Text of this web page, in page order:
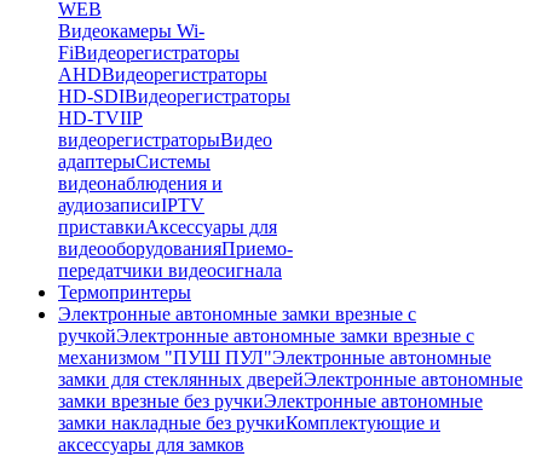
WEB
Видеокамеры Wi-
FiВидеорегистраторы
AHDВидеорегистраторы
HD-SDIВидеорегистраторы
HD-TVIIP
видеорегистраторыВидео
адаптерыСистемы
видеонаблюдения и
аудиозаписиIPTV
приставкиАксессуары для
видеооборудованияПриемо-
передатчики видеосигнала
Термопринтеры
Электронные автономные замки врезные с
ручкойЭлектронные автономные замки врезные с
механизмом "ПУШ ПУЛ"Электронные автономные
замки для стеклянных дверейЭлектронные автономные
замки врезные без ручкиЭлектронные автономные
замки накладные без ручкиКомплектующие и
аксессуары для замков